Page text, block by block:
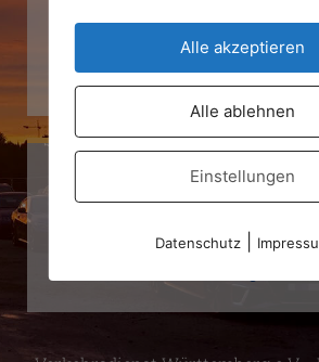
Facebook
Verkehrsdienst Württemberg e.V.
Instagram
Alle akzeptieren
Alle ablehnen
Einstellungen
Datenschutz|